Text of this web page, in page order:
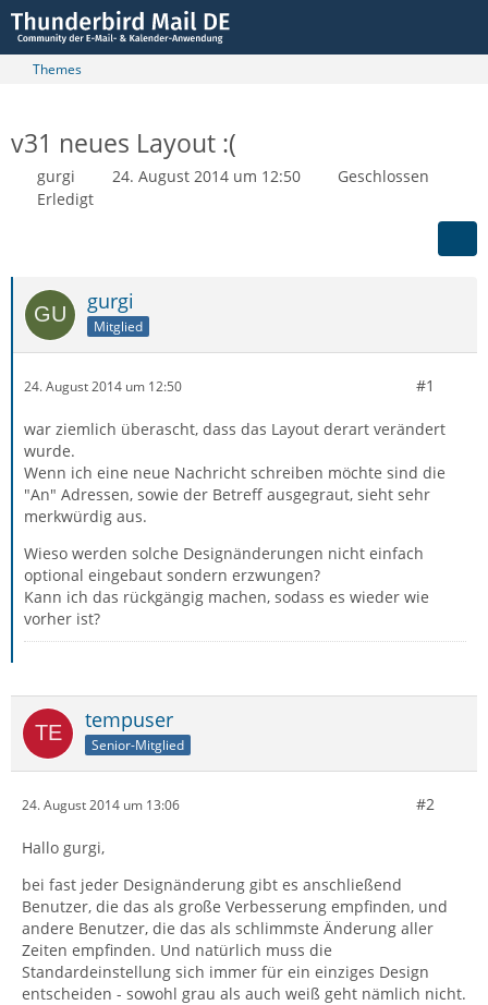
Themes
v31 neues Layout :(
gurgi 24. August 2014 um 12:50
Geschlossen
Erledigt
gurgi
Mitglied
24. August 2014 um 12:50 #1
war ziemlich überascht, dass das Layout derart verändert
wurde.
Wenn ich eine neue Nachricht schreiben möchte sind die
"An" Adressen, sowie der Betreff ausgegraut, sieht sehr
merkwürdig aus.
Wieso werden solche Designänderungen nicht einfach
optional eingebaut sondern erzwungen?
Kann ich das rückgängig machen, sodass es wieder wie
vorher ist?
tempuser
Senior-Mitglied
24. August 2014 um 13:06 #2
Hallo gurgi,
bei fast jeder Designänderung gibt es anschließend
Benutzer, die das als große Verbesserung empfinden, und
andere Benutzer, die das als schlimmste Änderung aller
Zeiten empfinden. Und natürlich muss die
Standardeinstellung sich immer für ein einziges Design
entscheiden - sowohl grau als auch weiß geht nämlich nicht.